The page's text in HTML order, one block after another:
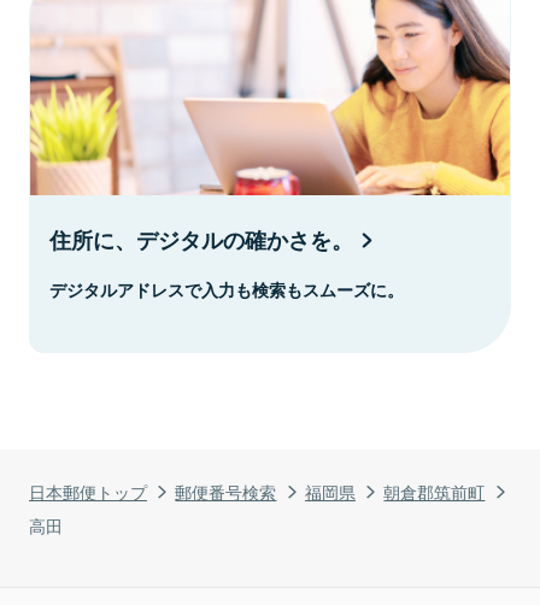
日本郵便トップ 郵便番号検索 福岡県
朝倉郡筑前町
高田
住所に、デジタルの確かさを。
デジタルアドレスで入力も検索もスムーズに。